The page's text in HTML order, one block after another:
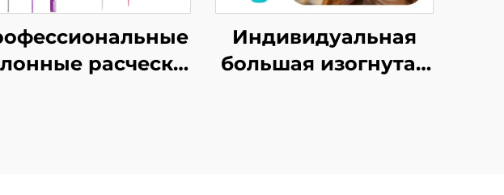
расчески
Индивидуальная
большая изогнутая